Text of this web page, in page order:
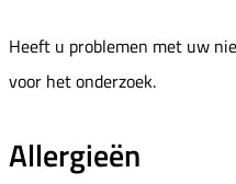
Heeft u problemen met uw
voor het onderzoek.
Allergieën